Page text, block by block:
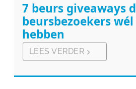
7 beurs giveaways
beursbezoekers
hebben
LEES VERDER